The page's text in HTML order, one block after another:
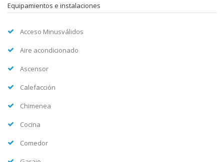
Equipamientos e instalaciones
Acceso Minusválidos
Aire acondicionado
Ascensor
Calefacción
Chimenea
Cocina
Comedor